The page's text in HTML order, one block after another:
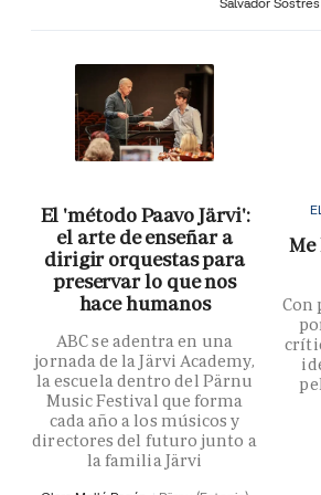
El 'método Paavo Järvi':
el arte de enseñar a
dirigir orquestas para
preservar lo que nos
hace humanos
ABC se adentra en una
jornada de la Järvi Academy,
la escuela dentro del Pärnu
Music Festival que forma
cada año a los músicos y
directores del futuro junto a
la familia Järvi
Con